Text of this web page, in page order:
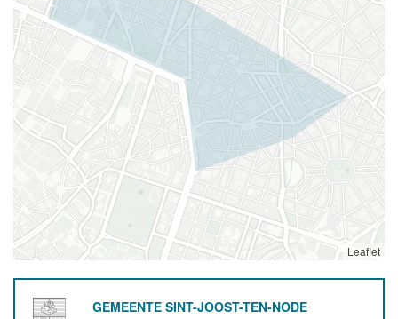
Leaflet
GEMEENTE SINT-JOOST-TEN-NODE